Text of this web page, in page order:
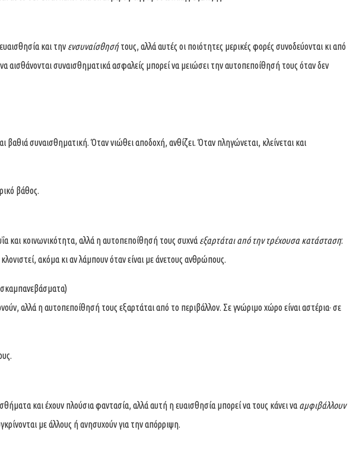
και την ενσυναίσθησήτους, αλλά αυτές οι ποιότητες μερικές φορές συνοδεύονται κι από
αισθάνονται συναισθηματικά ασφαλείς μπορεί να μειώσει την αυτοπεποίθησή τους όταν δεν
βαθιά συναισθηματική. Όταν νιώθει αποδοχή, ανθίζει. Όταν πληγώνεται, κλείνεται και
βάθος.
και κοινωνικότητα, αλλά η αυτοπεποίθησή τους συχνά εξαρτάται από την τρέχουσα κατάσταση:
ακόμα κι αν λάμπουν όταν είναι με άνετους ανθρώπους.
αλλά η αυτοπεποίθησή τους εξαρτάται από το περιβάλλον. Σε γνώριμο χώρο είναι αστέρια· σε
και έχουν πλούσια φαντασία, αλλά αυτή η ευαισθησία μπορεί να τους κάνει να αμφιβάλλουν
με άλλους ή ανησυχούν για την απόρριψη.